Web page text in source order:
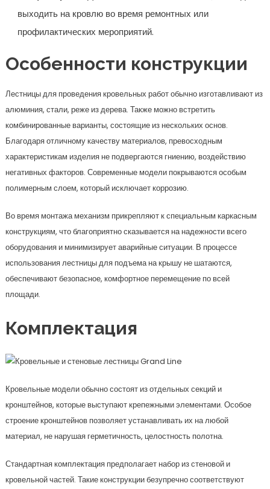
выходить на кровлю во время ремонтных или
профилактических мероприятий.
Особенности конструкции
Лестницы для проведения кровельных работ обычно изготавливают из
алюминия, стали, реже из дерева. Также можно встретить
комбинированные варианты, состоящие из нескольких основ.
Благодаря отличному качеству материалов, превосходным
характеристикам изделия не подвергаются гниению, воздействию
негативных факторов. Современные модели покрываются особым
полимерным слоем, который исключает коррозию.
Во время монтажа механизм прикрепляют к специальным каркасным
конструкциям, что благоприятно сказывается на надежности всего
оборудования и минимизирует аварийные ситуации. В процессе
использования лестницы для подъема на крышу не шатаются,
обеспечивают безопасное, комфортное перемещение по всей
площади.
Комплектация
Кровельные модели обычно состоят из отдельных секций и
кронштейнов, которые выступают крепежными элементами. Особое
строение кронштейнов позволяет устанавливать их на любой
материал, не нарушая герметичность, целостность полотна.
Стандартная комплектация предполагает набор из стеновой и
кровельной частей. Такие конструкции безупречно соответствуют